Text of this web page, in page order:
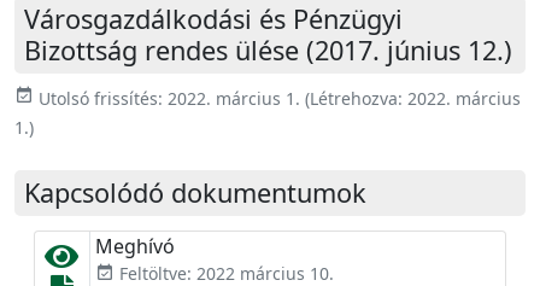
Városgazdálkodási és Pénzügyi
Bizottság rendes ülése (2017. június 12.)
event_available Utolsó frissítés: 2022. március 1. (Létrehozva: 2022. március
1.)
Kapcsolódó dokumentumok
Meghívó
event_available Feltöltve: 2022 március 10.